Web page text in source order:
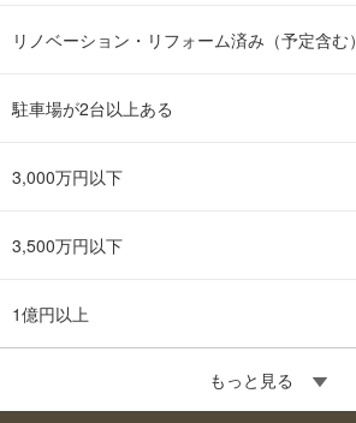
リノベーション・リフォーム済み（予定含む）
駐車場が2台以上ある
3,000万円以下
3,500万円以下
1億円以上
もっと見る